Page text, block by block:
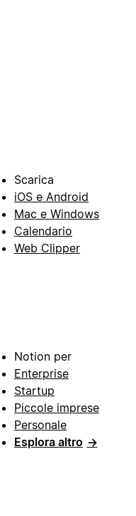
Scarica
iOS e Android
Mac e Windows
Calendario
Web Clipper
Notion per
Enterprise
Startup
Piccole imprese
Personale
Esplora altro →